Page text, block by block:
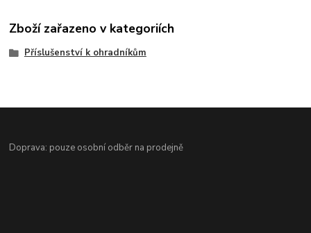
Zboží zařazeno v kategoriích
Příslušenství k ohradníkům
Doprava: pouze osobní odběr na prodejně